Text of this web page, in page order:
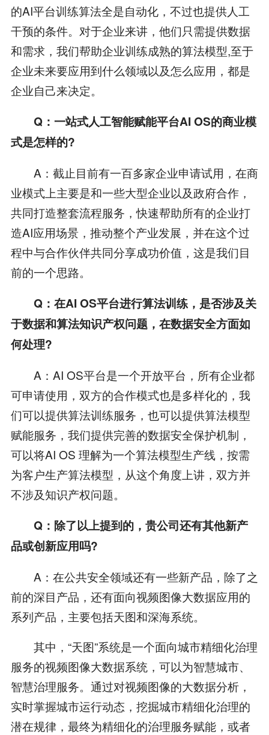
的AI平台训练算法全是自动化，不过也提供人工
干预的条件。对于企业来讲，他们只需提供数据
和需求，我们帮助企业训练成熟的算法模型,至于
企业未来要应用到什么领域以及怎么应用，都是
企业自己来决定。
Q：一站式人工智能赋能平台AI OS的商业模
式是怎样的?
A：截止目前有一百多家企业申请试用，在商
业模式上主要是和一些大型企业以及政府合作，
共同打造整套流程服务，快速帮助所有的企业打
造AI应用场景，推动整个产业发展，并在这个过
程中与合作伙伴共同分享成功价值，这是我们目
前的一个思路。
Q：在AI OS平台进行算法训练，是否涉及关
于数据和算法知识产权问题，在数据安全方面如
何处理?
A：AI OS平台是一个开放平台，所有企业都
可申请使用，双方的合作模式也是多样化的，我
们可以提供算法训练服务，也可以提供算法模型
赋能服务，我们提供完善的数据安全保护机制，
可以将AI OS 理解为一个算法模型生产线，按需
为客户生产算法模型，从这个角度上讲，双方并
不涉及知识产权问题。
Q：除了以上提到的，贵公司还有其他新产
品或创新应用吗?
A：在公共安全领域还有一些新产品，除了之
前的深目产品，还有面向视频图像大数据应用的
系列产品，主要包括天图和深海系统。
其中，“天图”系统是一个面向城市精细化治理
服务的视频图像大数据系统，可以为智慧城市、
智慧治理服务。通过对视频图像的大数据分析，
实时掌握城市运行动态，挖掘城市精细化治理的
潜在规律，最终为精细化的治理服务赋能，或者